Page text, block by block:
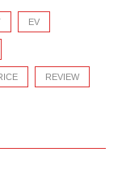
EV
REVIEW